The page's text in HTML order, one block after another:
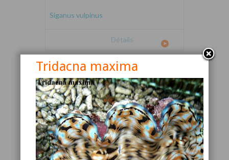
Siganus vulpinus
Détails
Tridacna maxima